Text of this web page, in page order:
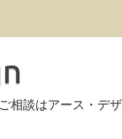
相談はアース・デザ